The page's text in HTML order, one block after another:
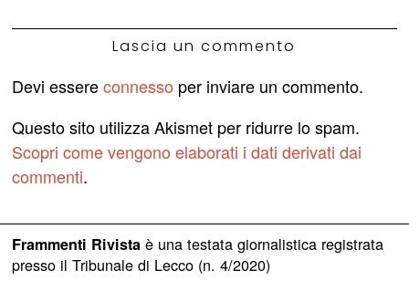
Lascia un commento
Devi essereconnesso per inviare un commento.
Questo sito utilizza Akismet per ridurre lo spam.
Scopri come vengono elaborati i dati derivati dai
commenti.
Frammenti Rivistaè una testata giornalistica registrata
presso il Tribunale di Lecco (n. 4/2020)